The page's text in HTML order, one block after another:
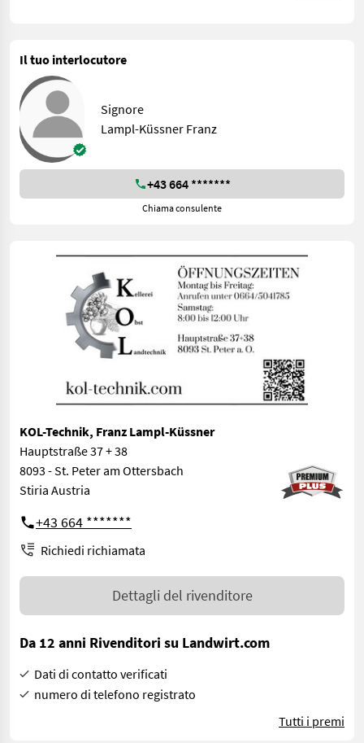
Il tuo interlocutore
Signore
Lampl-Küssner Franz
+43 664 *******
Chiama consulente
KOL-Technik, Franz Lampl-Küssner
Hauptstraße 37 + 38
8093 - St. Peter am Ottersbach
Stiria Austria
+43 664 *******
Richiedi richiamata
Dettagli del rivenditore
Da 12 anni Rivenditori su Landwirt.com
Dati di contatto verificati
numero di telefono registrato
Tutti i premi